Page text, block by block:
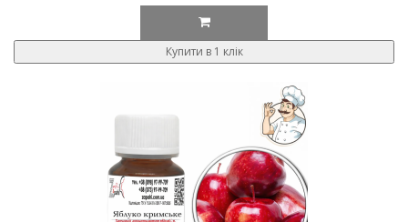
Купити в 1 клік